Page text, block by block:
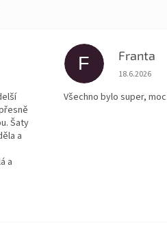
je 5 z 5 hvězdiček.
Šaty
a
a
F Franta
Hodnocení
18.6.2026
Všechno bylo super,